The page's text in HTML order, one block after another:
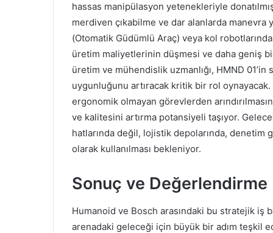
hassas manipülasyon yetenekleriyle
merdiven çıkabilme ve dar alanlarda
(Otomatik Güdümlü Araç) veya kol
üretim maliyetlerinin düşmesi ve daha geniş
üretim ve mühendislik uzmanlığı, HMND
uygunluğunu artıracak kritik bir rol
ergonomik olmayan görevlerden
ve kalitesini artırma potansiyeli taşıyor.
hatlarında değil, lojistik depolarında,
olarak kullanılması bekleniyor.
Sonuç ve Değerlendirme
Humanoid ve Bosch arasındaki bu stratejik
arenadaki geleceği için büyük bir adım teşkil